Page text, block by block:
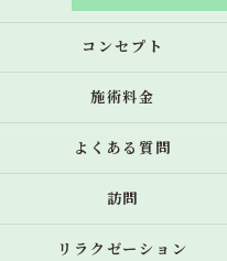
コンセプト
施術料金
よくある質問
訪問
リラクゼーション